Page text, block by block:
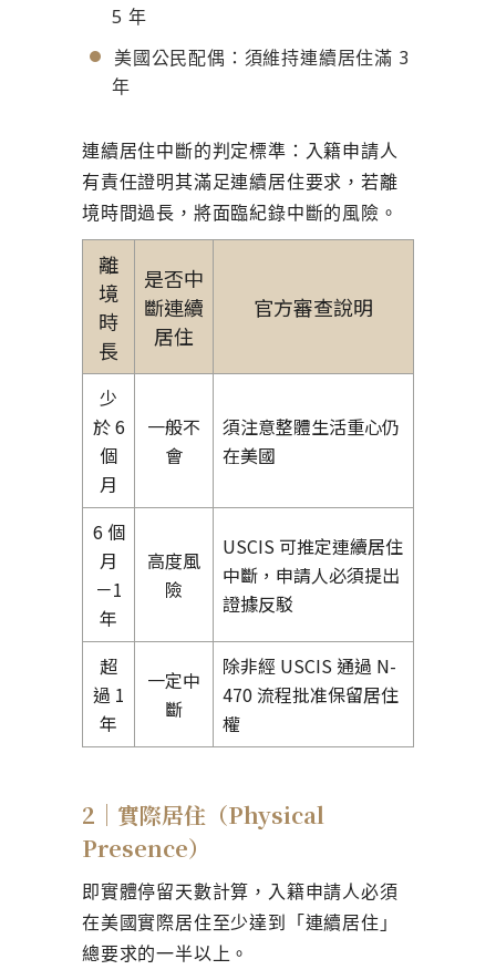
5 年
美國公民配偶：須維持連續居住滿 3
年
連續居住中斷的判定標準： 入籍申請人
有責任證明其滿足連續居住要求，若離
境時間過長，將面臨紀錄中斷的風險。
離
境
時
長
是否中
斷連續
居住
官方審查說明
少
於 6
個
月
一般不
會
須注意整體生活重心仍
在美國
6 個
月
－1
年
高度風
險
USCIS 可推定連續居住
中斷，申請人必須提出
證據反駁
超
過 1
年
一定中
斷
除非經 USCIS 通過 N-
470 流程批准保留居住
權
2｜實際居住（Physical
Presence）
即實體停留天數計算，入籍申請人必須
在美國實際居住至少達到「連續居住 」
總要求的一半以上。